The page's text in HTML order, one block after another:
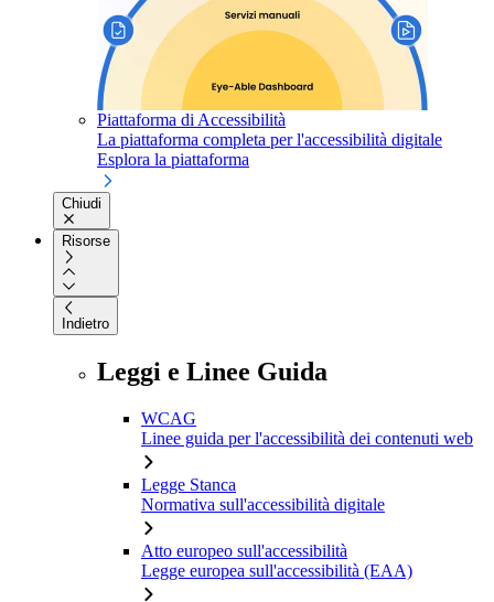
Piattaforma di Accessibilità
La piattaforma completa per l'accessibilità digitale
Esplora la piattaforma
Chiudi
Risorse
Indietro
Leggi e Linee Guida
WCAG
Linee guida per l'accessibilità dei contenuti web
Legge Stanca
Normativa sull'accessibilità digitale
Atto europeo sull'accessibilità
Legge europea sull'accessibilità (EAA)